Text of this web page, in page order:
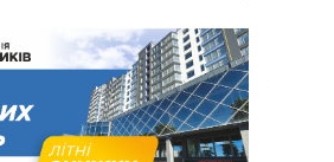
буде знято». На громадських
обговорили, як вирішити
в Карпатах
які виявляє профілактичне